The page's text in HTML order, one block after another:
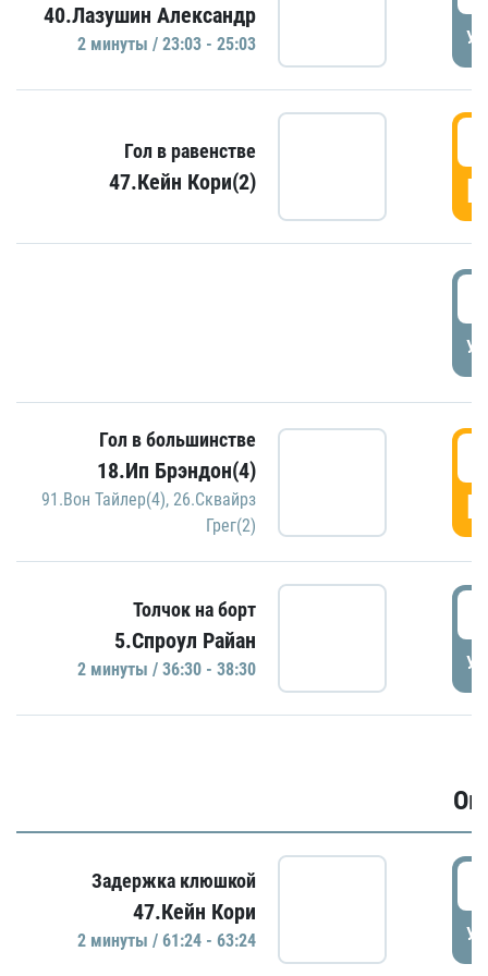
40.Лазушин Александр
2 минуты / 23:03 - 25:03
Гол в равенстве
47.Кейн Кори(2)
Гол в большинстве
18.Ип Брэндон(4)
91.Вон Тайлер(4), 26.Сквайрз
Грег(2)
Толчок на борт
5.Спроул Райан
2 минуты / 36:30 - 38:30
Задержка клюшкой
47.Кейн Кори
2 минуты / 61:24 - 63:24